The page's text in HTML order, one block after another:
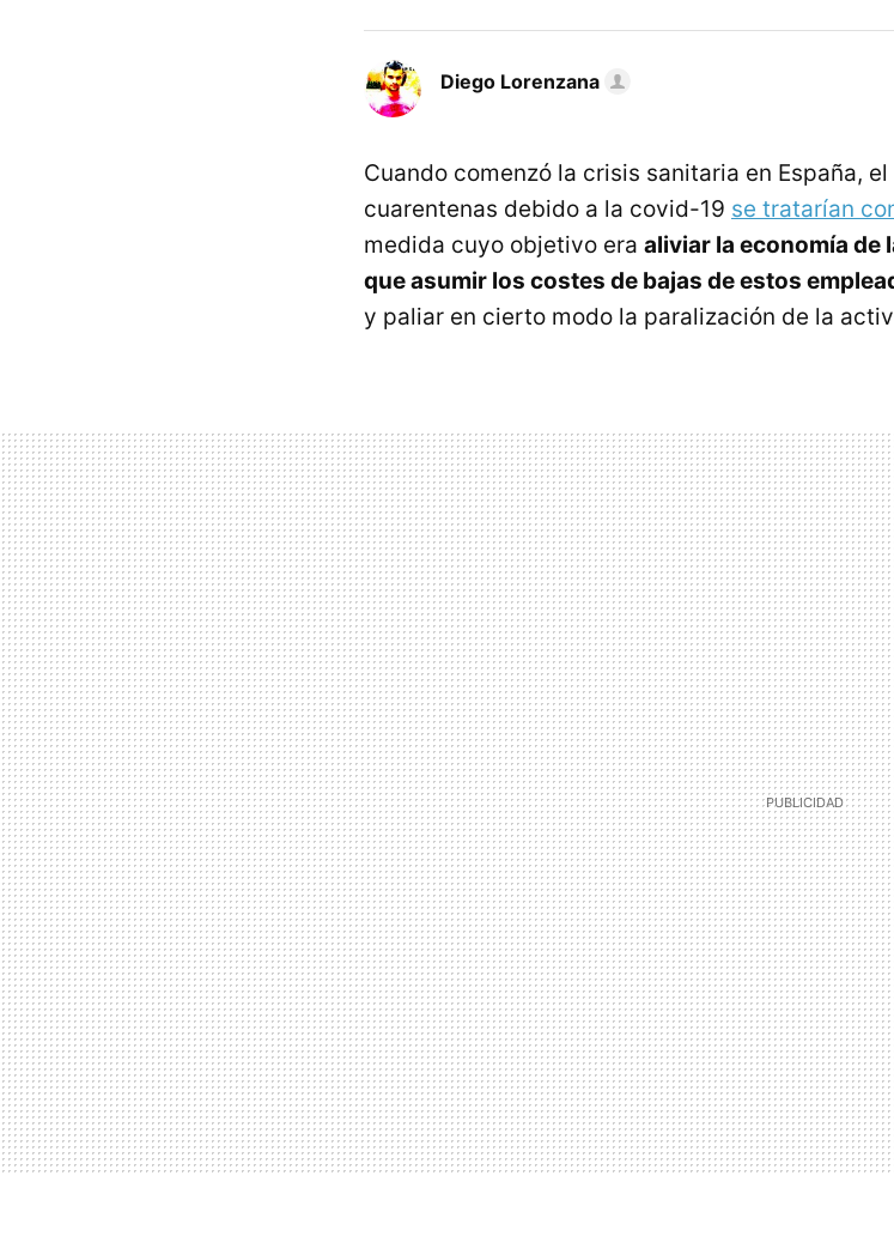
Diego Lorenzana
Cuando comenzó la crisis sanitaria en España,
cuarentenas debido a la covid-19 se tratarían
medida cuyo objetivo era aliviar la economía de
que asumir los costes de bajas de estos
y paliar en cierto modo la paralización de la